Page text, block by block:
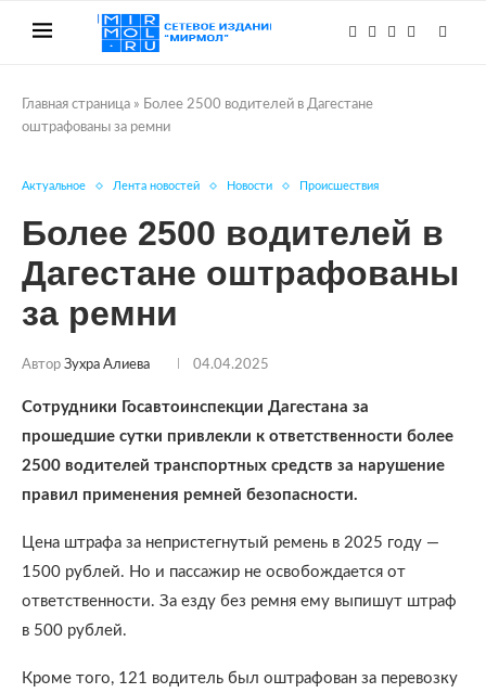
Главная страница » Более 2500 водителей в Дагестане
оштрафованы за ремни
Актуальное Лента новостей Новости Происшествия
Более 2500 водителей в
Дагестане оштрафованы
за ремни
Автор Зухра Алиева 04.04.2025
Сотрудники Госавтоинспекции Дагестана за
прошедшие сутки привлекли к ответственности более
2500 водителей транспортных средств за нарушение
правил применения ремней безопасности.
Цена штрафа за непристегнутый ремень в 2025 году —
1500 рублей. Но и пассажир не освобождается от
ответственности. За езду без ремня ему выпишут штраф
в 500 рублей.
Кроме того, 121 водитель был оштрафован за перевозку